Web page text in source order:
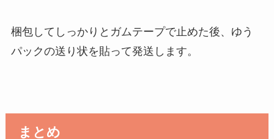
梱包してしっかりとガムテープで止めた後、ゆう
パックの送り状を貼って発送します。
まとめ